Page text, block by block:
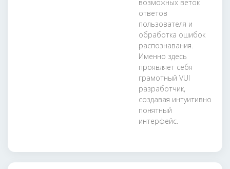
возможных веток
ответов
пользователя и
обработка ошибок
распознавания.
Именно здесь
проявляет себя
грамотный VUI
разработчик,
создавая интуитивно
понятный
интерфейс.